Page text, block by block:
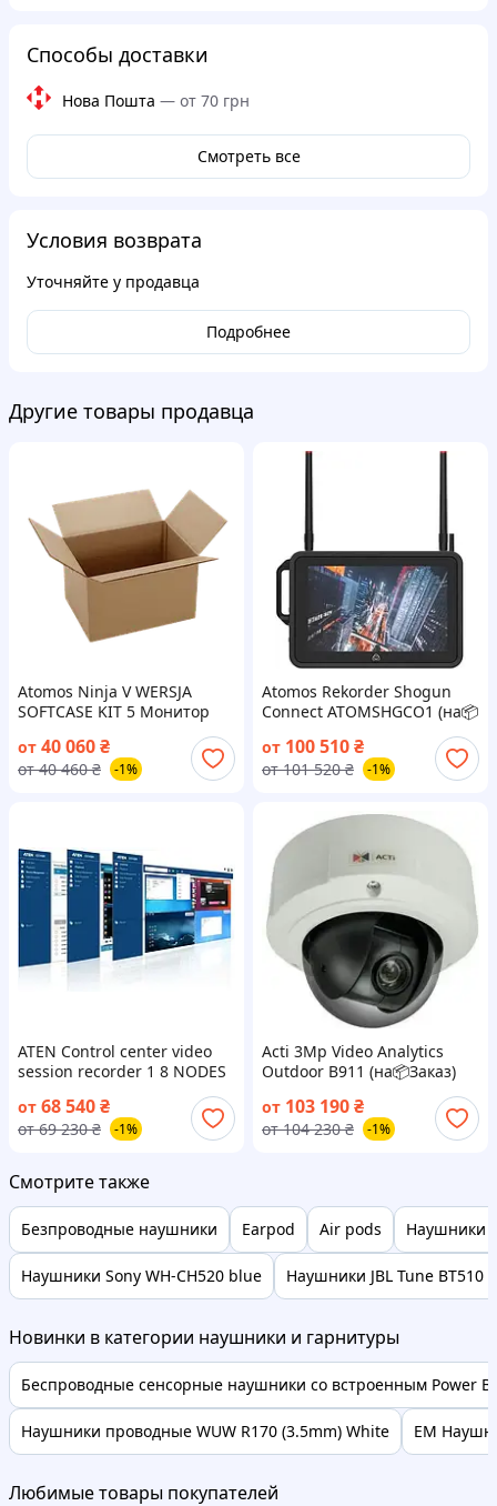
Способы доставки
Нова Пошта — от 70 грн
Смотреть все
Условия возврата
Уточняйте у продавца
Подробнее
Другие товары продавца
Atomos Ninja V WERSJA
SOFTCASE KIT 5 Монитор
rekorder rejestrator (на📦
Заказ)
от 40 060₴
от 40 460 ₴ -1%
Atomos Rekorder Shogun
Connect ATOMSHGCO1 (на📦
от 100 510₴
от 101 520 ₴ -1%
ATEN Control center video
session recorder 1 8 NODES
от 68 540₴
от 69 230 ₴ -1%
Acti 3Mp Video Analytics
Outdoor B911 (на📦Заказ)
от 103 190₴
от 104 230 ₴ -1%
Смотрите также
Безпроводные наушники Earpod Air pods Наушники
Наушники Sony WH-CH520 blue Наушники JBL Tune BT510
Новинки в категории наушники и гарнитуры
Беспроводные сенсорные наушники со встроенным Power
Наушники проводные WUW R170 (3.5mm) White EM
Любимые товары покупателей